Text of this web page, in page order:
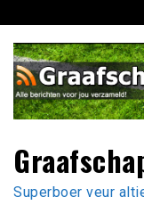
naar
inhoud
Superboer veur